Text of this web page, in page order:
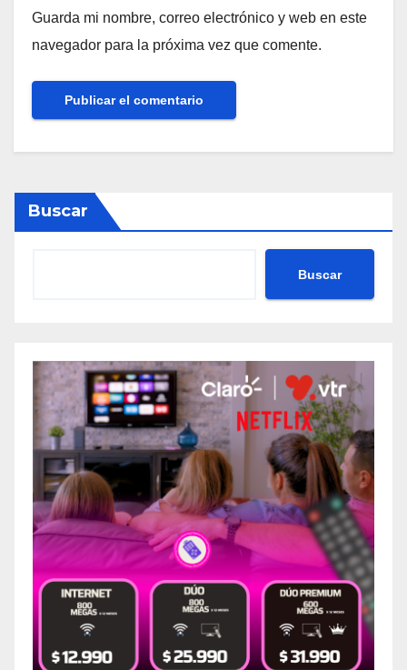
Guarda mi nombre, correo electrónico y web en este
navegador para la próxima vez que comente.
Buscar
Buscar